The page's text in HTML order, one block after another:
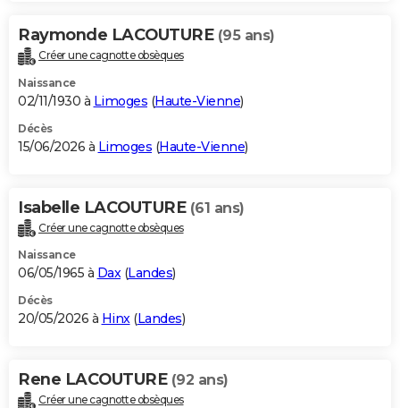
Raymonde LACOUTURE (95 ans)
Créer une cagnotte obsèques
Naissance
02/11/1930 à Limoges (Haute-Vienne)
Décès
15/06/2026 à Limoges (Haute-Vienne)
Isabelle LACOUTURE (61 ans)
Créer une cagnotte obsèques
Naissance
06/05/1965 à Dax(Landes)
Décès
20/05/2026 à Hinx(Landes)
Rene LACOUTURE (92 ans)
Créer une cagnotte obsèques